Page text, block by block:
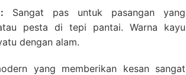
Sangat pas untuk pasangan yang
pesta di tepi pantai. Warna kayu
dengan alam.
yang memberikan kesan sangat